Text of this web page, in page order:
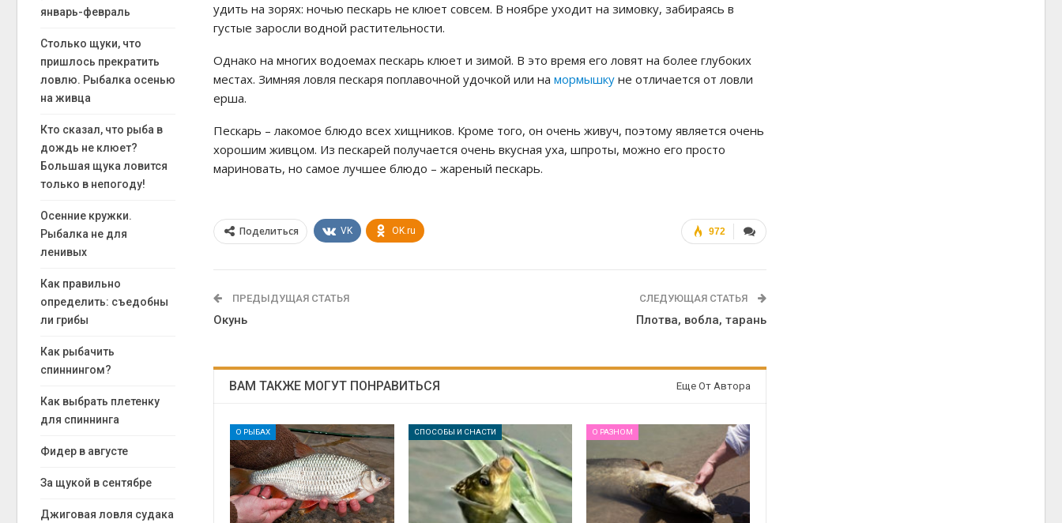
удить на зорях: ночью пескарь не клюет совсем. В ноябре уходит на зимовку, забираясь в
густые заросли водной растительности.
Однако на многих водоемах пескарь клюет и зимой. В это время его ловят на более глубоких
местах. Зимняя ловля пескаря поплавочной удочкой или намормышку не отличается от ловли
ерша.
Пескарь – лакомое блюдо всех хищников. Кроме того, он очень живуч, поэтому является очень
хорошим живцом. Из пескарей получается очень вкусная уха, шпроты, можно его просто
мариновать, но самое лучшее блюдо – жареный пескарь.
972
Поделиться VK OK.ru
ПРЕДЫДУЩАЯ СТАТЬЯ
Окунь
СЛЕДУЮЩАЯ СТАТЬЯ
Плотва, вобла, тарань
ВАМ ТАКЖЕ МОГУТ ПОНРАВИТЬСЯ Еще От Автора
О РЫБАХ СПОСОБЫ И СНАСТИ О РАЗНОМ
январь-февраль
Столько щуки, что
пришлось прекратить
ловлю. Рыбалка осенью
на живца
Кто сказал, что рыба в
дождь не клюет?
Большая щука ловится
только в непогоду!
Осенние кружки.
Рыбалка не для
ленивых
Как правильно
определить: съедобны
ли грибы
Как рыбачить
спиннингом?
Как выбрать плетенку
для спиннинга
Фидер в августе
За щукой в сентябре
Джиговая ловля судака